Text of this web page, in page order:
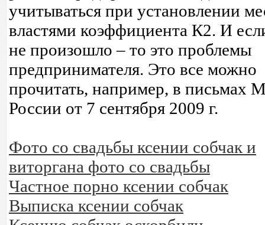
учитываться при установлении
властями коэффициента К2. И
не произошло – то это проблемы
предпринимателя. Это все можно
прочитать, например, в письмах
России от 7 сентября 2009 г.
Фото со свадьбы ксении собчак и
виторгана фото со свадьбы
Частное порно ксении собчак
Выписка ксении собчак